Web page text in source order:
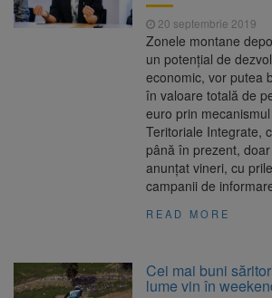
20 septembrie 2019
Zonele montane
un potenţial de
economic, vor putea
în valoare totală de
euro prin
Teritoriale Integrate,
până în prezent,
anunţat vineri, cu
campanii de
READ MORE
Cei mai buni
lume vin în